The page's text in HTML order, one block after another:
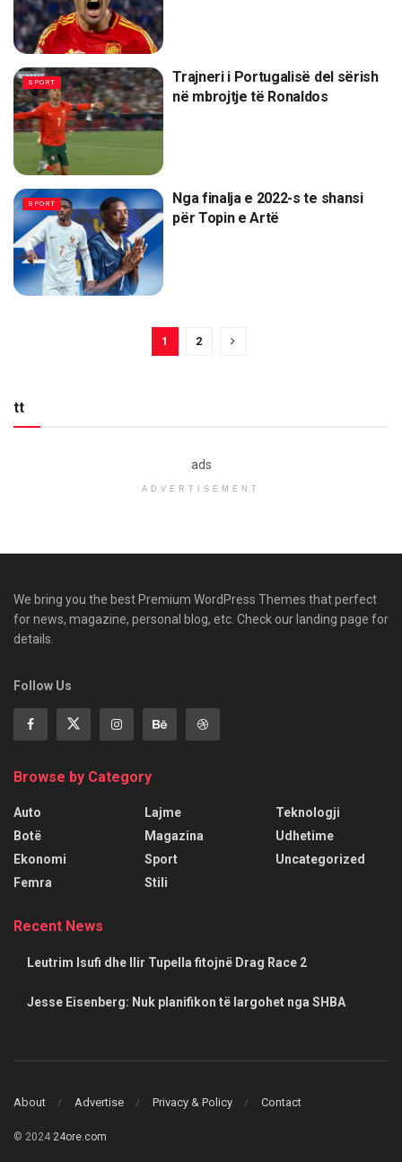
SPORT
Trajneri i Portugalisë del sërish
në mbrojtje të Ronaldos
SPORT
Nga finalja e 2022-s te shansi
për Topin e Artë
1 2
tt
ads
ADVERTISEMENT
We bring you the best Premium WordPress Themes that perfect
for news, magazine, personal blog, etc. Check our landing page for
details.
Follow Us
Browse by Category
Auto
Botë
Ekonomi
Femra
Lajme
Magazina
Sport
Stili
Teknologji
Udhetime
Uncategorized
Recent News
Leutrim Isufi dhe Ilir Tupella fitojnë Drag Race 2
Jesse Eisenberg: Nuk planifikon të largohet nga SHBA
About Advertise Privacy & Policy Contact
© 2024 24ore.com